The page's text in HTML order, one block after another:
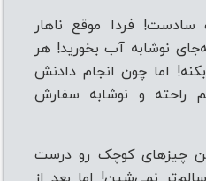
سادست! فردا موقع ناهار
نوشابه آب بخورید! هر
اما چون انجام دادنش
راحته و نوشابه سفارش
چیزهای کوچک رو درست